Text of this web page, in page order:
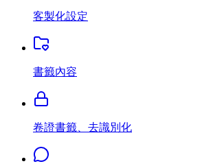
客製化設定
書籤內容
卷證書籤、去識別化